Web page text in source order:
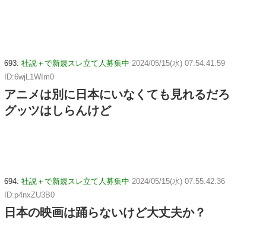
693: 社説＋で新規スレ立て人募集中 2024/05/15(水) 07:54:41.59
ID:6wjL1WIm0
アニメは別に日本にいなくても見れるだろ
グッツはしらんけど
694: 社説＋で新規スレ立て人募集中 2024/05/15(水) 07:55:42.36
ID:p4nxZU3B0
日本の映画は踊らないけど大丈夫か？